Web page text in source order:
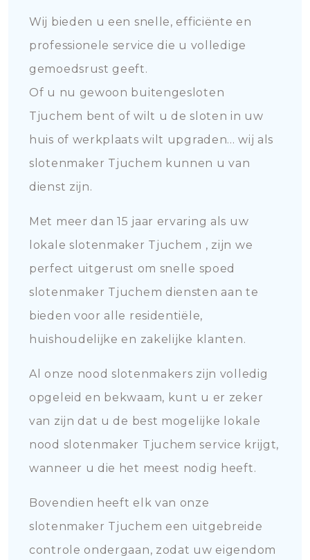
Wij bieden u een snelle, efficiënte en
professionele service die u volledige
gemoedsrust geeft.
Of u nu gewoon buitengesloten
Tjuchem bent of wilt u de sloten in uw
huis of werkplaats wilt upgraden... wij als
slotenmaker Tjuchem kunnen u van
dienst zijn.
Met meer dan 15 jaar ervaring als uw
lokale slotenmaker Tjuchem , zijn we
perfect uitgerust om snelle spoed
slotenmaker Tjuchem diensten aan te
bieden voor alle residentiële,
huishoudelijke en zakelijke klanten.
Al onze nood slotenmakers zijn volledig
opgeleid en bekwaam, kunt u er zeker
van zijn dat u de best mogelijke lokale
nood slotenmaker Tjuchem service krijgt,
wanneer u die het meest nodig heeft.
Bovendien heeft elk van onze
slotenmaker Tjuchem een uitgebreide
controle ondergaan, zodat uw eigendom